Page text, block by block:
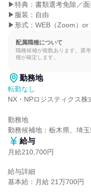
▶特典：書類選考免除／
▶服装：自由
▶形式：WEB（Zoom）or
配属職種について
職種候補が複数あります。選
種が確定します。
勤務地
転勤なし
NX・NPロジスティクス株
勤務地
勤務候補地：栃木県、埼
給与
月給210,700円
給与詳細
基本給：月給 21万700円